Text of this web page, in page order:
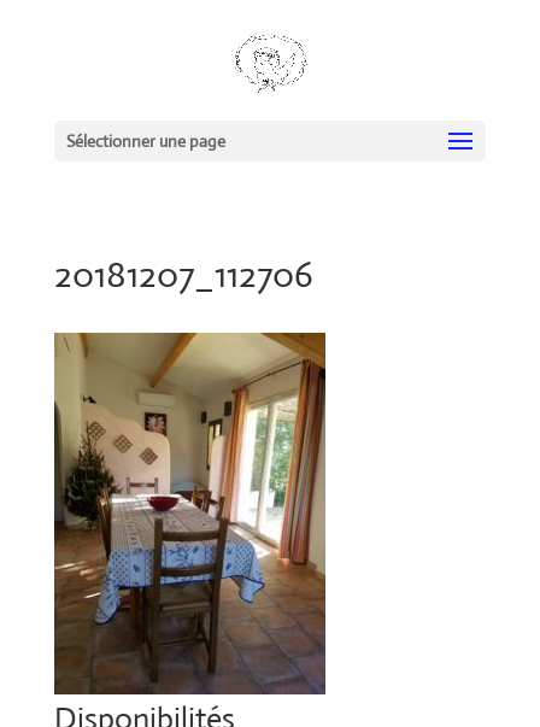
Sélectionner une page
20181207_112706
Disponibilités